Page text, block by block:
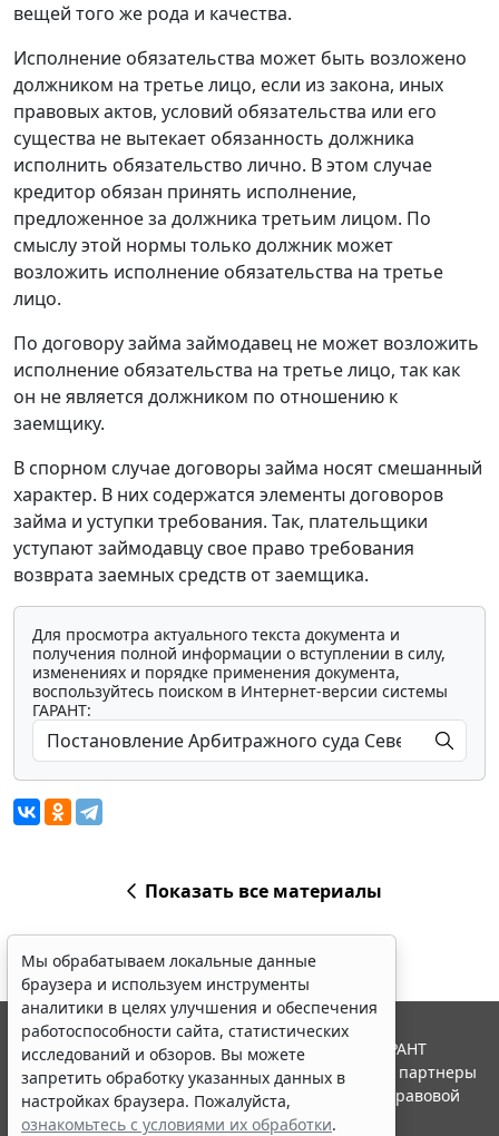
вещей того же рода и качества.
Исполнение обязательства может быть возложено
должником на третье лицо, если из закона, иных
правовых актов, условий обязательства или его
существа не вытекает обязанность должника
исполнить обязательство лично. В этом случае
кредитор обязан принять исполнение,
предложенное за должника третьим лицом. По
смыслу этой нормы только должник может
возложить исполнение обязательства на третье
лицо.
По договору займа займодавец не может возложить
исполнение обязательства на третье лицо, так как
он не является должником по отношению к
заемщику.
В спорном случае договоры займа носят смешанный
характер. В них содержатся элементы договоров
займа и уступки требования. Так, плательщики
уступают займодавцу свое право требования
возврата заемных средств от заемщика.
Для просмотра актуального текста документа и
получения полной информации о вступлении в силу,
изменениях и порядке применения документа,
воспользуйтесь поиском в Интернет-версии системы
ГАРАНТ:
Показать все материалы
Мы обрабатываем локальные данные
браузера и используем инструменты
аналитики в целях улучшения и обеспечения
работоспособности сайта, статистических
исследований и обзоров. Вы можете
запретить обработку указанных данных в
настройках браузера. Пожалуйста,
ознакомьтесь с условиями их обработки.
© ООО "НПП "ГАРАНТ-СЕРВИС", 2026. Система ГАРАНТ
выпускается с 1990 года. Компания "Гарант" и ее партнеры
являются участниками Российской ассоциации правовой
информации ГАРАНТ.